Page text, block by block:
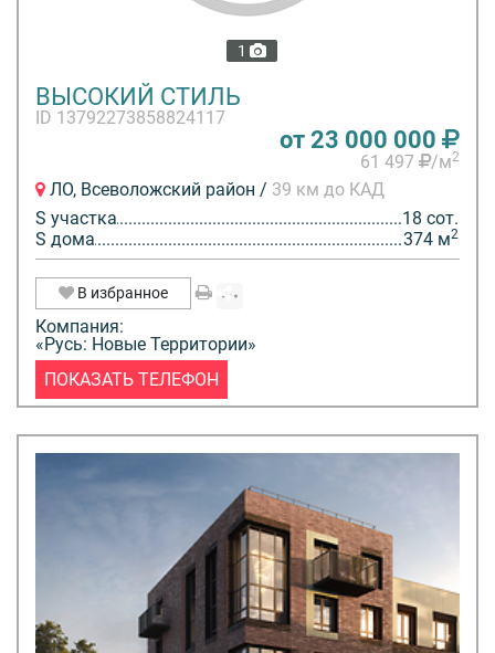
1
ВЫСОКИЙ СТИЛЬ
ID 13792273858824117
от 23 000 000
61 497 /м2
ЛО, Всеволожский район / 39 км до КАД
S участка
18 сот.
S дома
374 м2
В избранное
Компания:
«Русь: Новые Территории»
ПОКАЗАТЬ ТЕЛЕФОН